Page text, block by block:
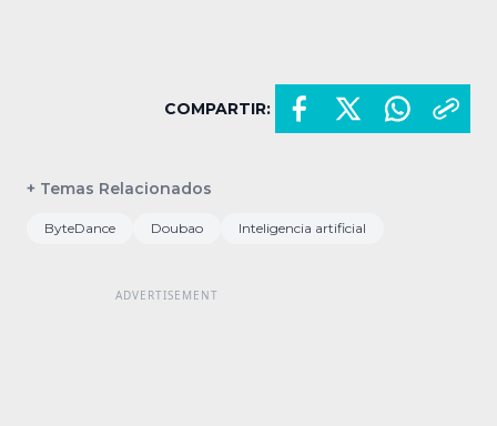
COMPARTIR:
+ Temas Relacionados
ByteDance Doubao Inteligencia artificial